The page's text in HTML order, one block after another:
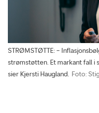
STRØMSTØTTE: –
strømstøtten. Et markant fall i
sier Kjersti Haugland. Foto: